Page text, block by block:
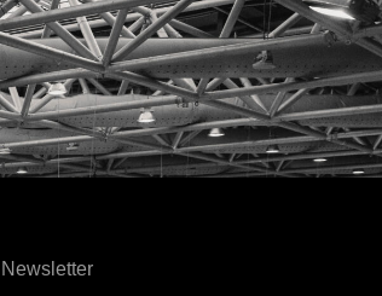
Newsletter